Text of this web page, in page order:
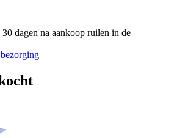
dagen na aankoop ruilen in de